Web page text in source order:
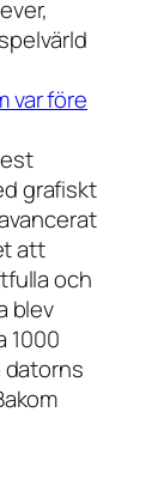
var före
grafiskt
att
och
blev
1000
datorns